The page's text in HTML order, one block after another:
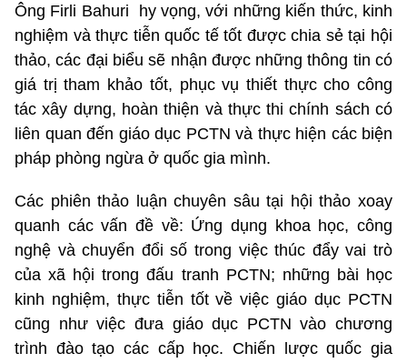
Ông Firli Bahuri hy vọng, với những kiến thức, kinh
nghiệm và thực tiễn quốc tế tốt được chia sẻ tại hội
thảo, các đại biểu sẽ nhận được những thông tin có
giá trị tham khảo tốt, phục vụ thiết thực cho công
tác xây dựng, hoàn thiện và thực thi chính sách có
liên quan đến giáo dục PCTN và thực hiện các biện
pháp phòng ngừa ở quốc gia mình.
Các phiên thảo luận chuyên sâu tại hội thảo xoay
quanh các vấn đề về: Ứng dụng khoa học, công
nghệ và chuyển đổi số trong việc thúc đẩy vai trò
của xã hội trong đấu tranh PCTN; những bài học
kinh nghiệm, thực tiễn tốt về việc giáo dục PCTN
cũng như việc đưa giáo dục PCTN vào chương
trình đào tạo các cấp học. Chiến lược quốc gia